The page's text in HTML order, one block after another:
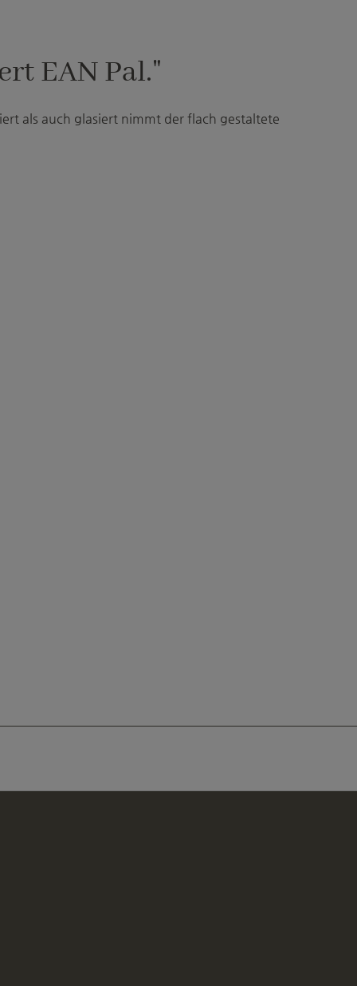
EAN Pal."
als auch glasiert nimmt der flach gestaltete